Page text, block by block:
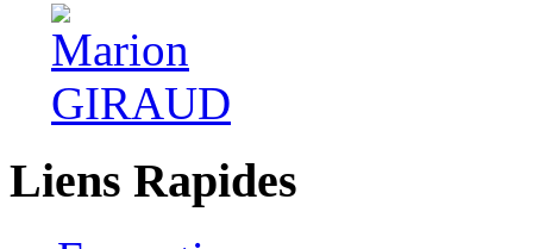
Liens Rapides